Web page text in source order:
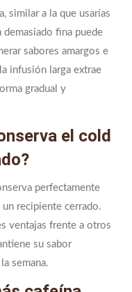
similar a la que usarías
demasiado fina puede
sabores amargos e
infusión larga extrae
gradual y
el cold
perfectamente
recipiente cerrado.
ventajas frente a otros
su sabor
semana.